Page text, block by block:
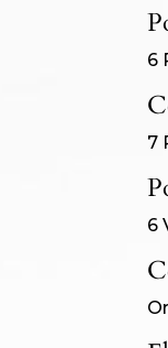
6
7
6